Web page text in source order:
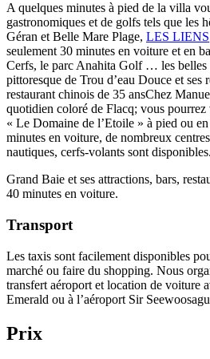
A quelques minutes à pied de la villa
gastronomiques et de golfs tels que les
Géran et Belle Mare Plage, LES LIENS
seulement 30 minutes en voiture et en
Cerfs, le parc Anahita Golf … les belles
pittoresque de Trou d’eau Douce et ses
restaurant chinois de 35 ansChez
quotidien coloré de Flacq; vous pourrez
« Le Domaine de l’Etoile » à pied ou
minutes en voiture, de nombreux
nautiques, cerfs-volants sont disponibles.
Grand Baie et ses attractions, bars,
40 minutes en voiture.
Transport
Les taxis sont facilement disponibles
marché ou faire du shopping. Nous
transfert aéroport et location de voiture
Emerald ou à l’aéroport Sir
Prix